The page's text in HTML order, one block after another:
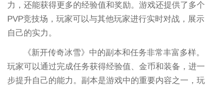
力，还能获得更多的经验值和奖励。游戏还提供了多个
PVP竞技场，玩家可以与其他玩家进行实时对战，展示
自己的实力。
《新开传奇冰雪》中的副本和任务非常丰富多样。
玩家可以通过完成任务获得经验值、金币和装备，进一
步提升自己的能力。副本是游戏中的重要内容之一，玩